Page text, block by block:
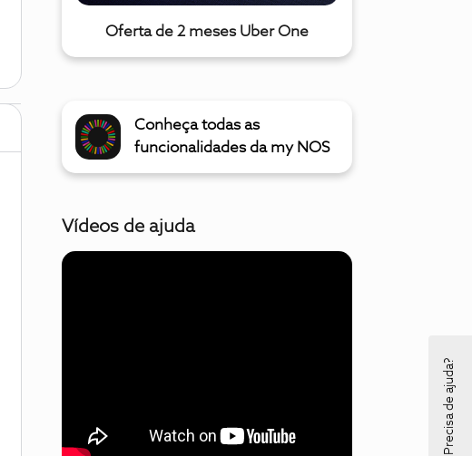
Oferta de 2 meses Uber One
Conheça todas as
funcionalidades da my NOS
Vídeos de ajuda
Precisa de ajuda?